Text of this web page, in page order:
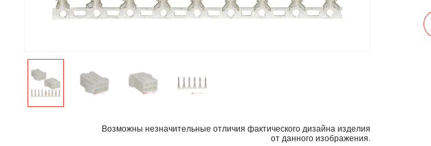
Возможны незначительные отличия фактического дизайна изделия
от данного изображения.